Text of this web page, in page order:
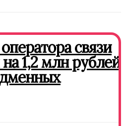
связи
1,2 млн рублей